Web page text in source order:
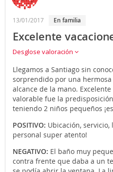
13/01/2017 en familia
Excelente
Desglose valoración
Llegamos a Santiago sin
sorprendido por una
alcance de la mano.
valorable fue la
teniendo 2 niños pequeños
POSITIVO: Ubicación, servicio,
personal super atento!
NEGATIVO: El baño muy
contra frente que daba a un